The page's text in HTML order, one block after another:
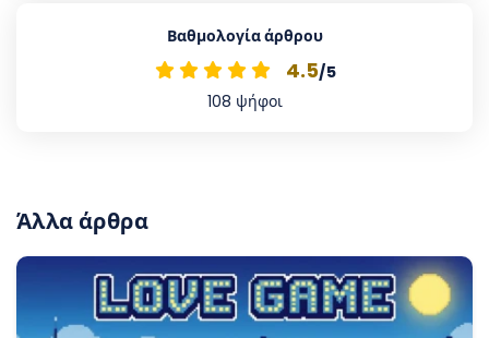
Βαθμολογία άρθρου
4.5/5
108 ψήφοι
Άλλα άρθρα